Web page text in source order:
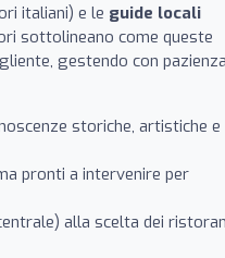
italiani) e le guide locali
sottolineano come queste
gestendo con
storiche, artistiche e
pronti a intervenire per
alla scelta dei